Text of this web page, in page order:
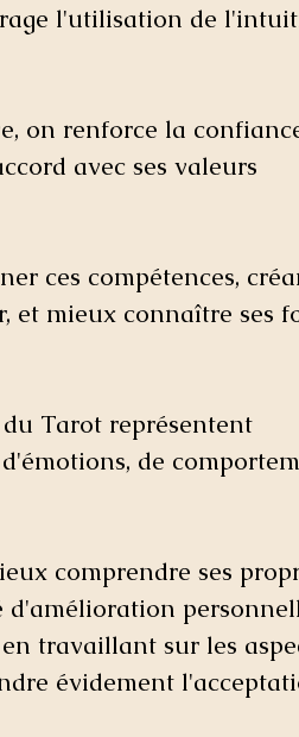
l'utilisation de
on renforce la
avec ses valeurs
ces compétences,
mieux connaître ses
Tarot représentent
de
comprendre ses
d'amélioration
travaillant sur les
évidement